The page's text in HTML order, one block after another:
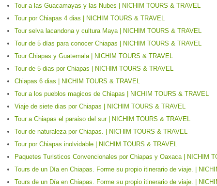
Tour a las Guacamayas y las Nubes | NICHIM TOURS & TRAVEL
Tour por Chiapas 4 dias | NICHIM TOURS & TRAVEL
Tour selva lacandona y cultura Maya | NICHIM TOURS & TRAVEL
Tour de 5 días para conocer Chiapas | NICHIM TOURS & TRAVEL
Tour Chiapas y Guatemala | NICHIM TOURS & TRAVEL
Tour de 5 dias por Chiapas | NICHIM TOURS & TRAVEL
Chiapas 6 dias | NICHIM TOURS & TRAVEL
Tour a los pueblos magicos de Chiapas | NICHIM TOURS & TRAVEL
Viaje de siete dias por Chiapas | NICHIM TOURS & TRAVEL
Tour a Chiapas el paraiso del sur | NICHIM TOURS & TRAVEL
Tour de naturaleza por Chiapas. | NICHIM TOURS & TRAVEL
Tour por Chiapas inolvidable | NICHIM TOURS & TRAVEL
Paquetes Turisticos Convencionales por Chiapas y Oaxaca | NICHIM
Tours de un Día en Chiapas. Forme su propio itinerario de viaje. |
Tours de un Día en Chiapas. Forme su propio itinerario de viaje. |